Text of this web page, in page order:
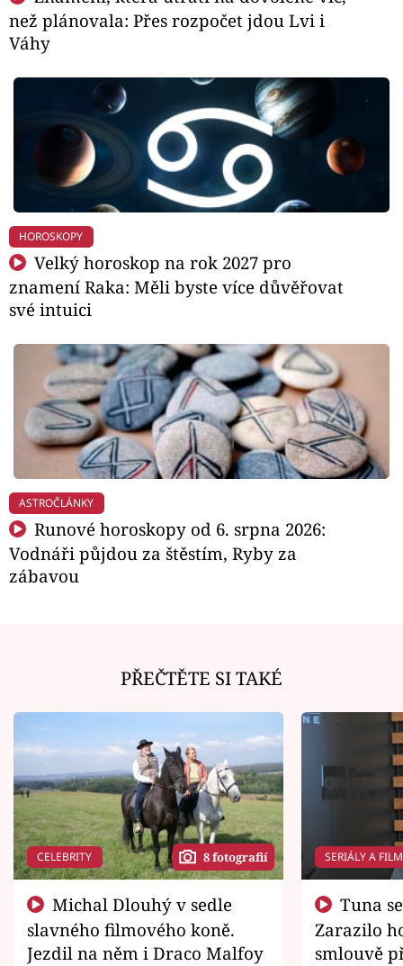
než plánovala: Přes rozpočet jdou Lvi i
Váhy
HOROSKOPY
Velký horoskop na rok 2027 pro
znamení Raka: Měli byste více důvěřovat
své intuici
ASTROČLÁNKY
Runové horoskopy od 6. srpna 2026:
Vodnáři půjdou za štěstím, Ryby za
zábavou
PŘEČTĚTE SI TAKÉ
CELEBRITY 8 fotografií
slavného filmového koně.
Jezdil na něm i Draco Malfoy
SERIÁLY A
Zarazilo
smlouvě